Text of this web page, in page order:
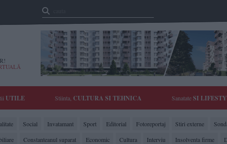
UTILE Stiinta, CULTURA SI TEHNICA SanatateSI
Social Invatamant Sport Editorial Fotoreportaj Stiri externe
Constanteanul suparat Economic Cultura Interviu Insolventa firme